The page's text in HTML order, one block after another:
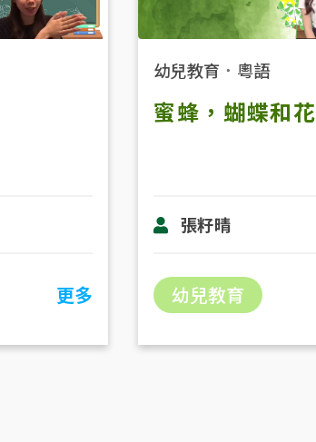
更多
幼兒教育 ． 粵語
蜜蜂，蝴蝶和花
張籽晴
幼兒教育